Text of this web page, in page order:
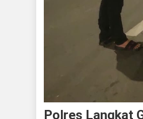
Polres Langkat